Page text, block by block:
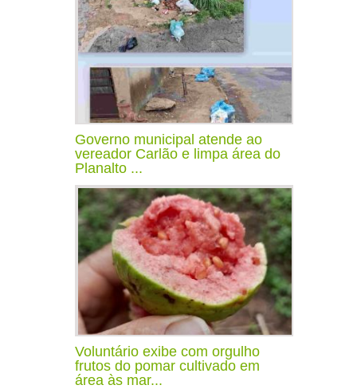
Governo municipal atende ao
vereador Carlão e limpa área do
Planalto ...
Voluntário exibe com orgulho
frutos do pomar cultivado em
área às mar...